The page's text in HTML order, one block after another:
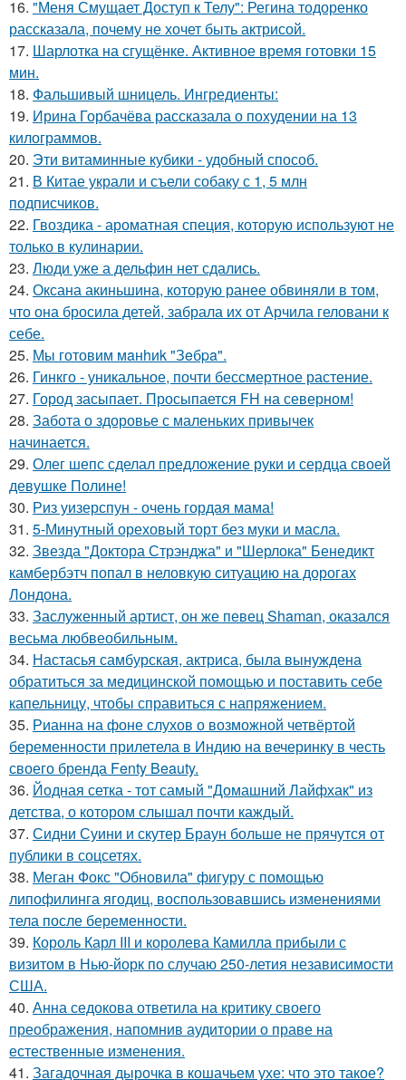
16. "Меня Смущает Доступ к Телу": Регина тодоренко
рассказала, почему не хочет быть актрисой.
17. Шарлотка на сгущёнке. Активное время готовки 15
мин.
18. Фальшивый шницель. Ингредиенты:
19. Ирина Горбачёва рассказала о похудении на 13
килограммов.
20. Эти витаминные кубики - удобный способ.
21. В Китае украли и съели собаку с 1, 5 млн
подписчиков.
22. Гвоздика - ароматная специя, которую используют не
только в кулинарии.
23. Люди уже а дельфин нет сдались.
24. Оксана акиньшина, которую ранее обвиняли в том,
что она бросила детей, забрала их от Арчила геловани к
себе.
25. Мы готовим мaнhиk "Зeбpa".
26. Гинкго - уникальное, почти бессмертное растение.
27. Город засыпает. Просыпается FH на северном!
28. Забота о здоровье с маленьких привычек
начинается.
29. Олег шепс сделал предложение руки и сердца своей
девушке Полине!
30. Риз уизерспун - очень гордая мама!
31. 5-Минутный ореховый торт без муки и масла.
32. Звезда "Доктора Стрэнджа" и "Шерлока" Бенедикт
камбербэтч попал в неловкую ситуацию на дорогах
Лондона.
33. Заслуженный артист, он же певец Shaman, оказался
весьма любвеобильным.
34. Настасья самбурская, актриса, была вынуждена
обратиться за медицинской помощью и поставить себе
капельницу, чтобы справиться с напряжением.
35. Рианна на фоне слухов о возможной четвёртой
беременности прилетела в Индию на вечеринку в честь
своего бренда Fenty Beauty.
36. Йодная сетка - тот самый "Домашний Лайфхак" из
детства, о котором слышал почти каждый.
37. Сидни Суини и скутер Браун больше не прячутся от
публики в соцсетях.
38. Меган Фокс "Обновила" фигуру с помощью
липофилинга ягодиц, воспользовавшись изменениями
тела после беременности.
39. Король Карл III и королева Камилла прибыли с
визитом в Нью-йорк по случаю 250-летия независимости
США.
40. Анна седокова ответила на критику своего
преображения, напомнив аудитории о праве на
естественные изменения.
41. Загадочная дырочка в кошачьем ухе: что это такое?